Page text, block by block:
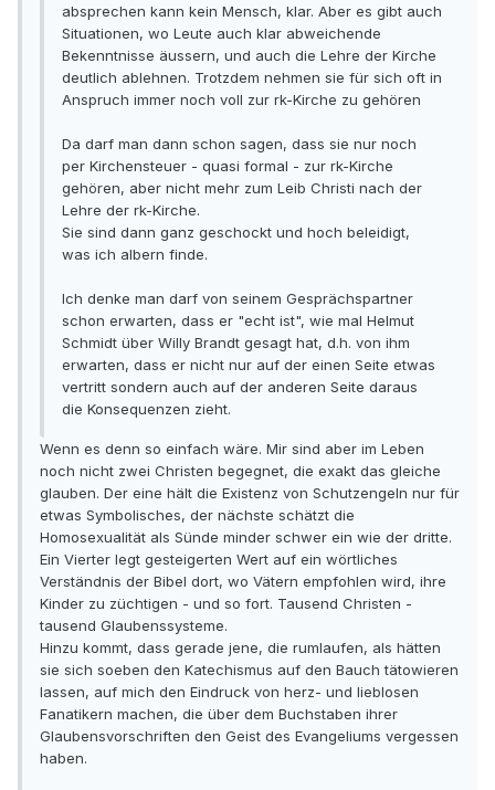
absprechen kann kein Mensch, klar. Aber es gibt auch
Situationen, wo Leute auch klar abweichende
Bekenntnisse äussern, und auch die Lehre der Kirche
deutlich ablehnen. Trotzdem nehmen sie für sich oft in
Anspruch immer noch voll zur rk-Kirche zu gehören
Da darf man dann schon sagen, dass sie nur noch
per Kirchensteuer - quasi formal - zur rk-Kirche
gehören, aber nicht mehr zum Leib Christi nach der
Lehre der rk-Kirche.
Sie sind dann ganz geschockt und hoch beleidigt,
was ich albern finde.
Ich denke man darf von seinem Gesprächspartner
schon erwarten, dass er "echt ist", wie mal Helmut
Schmidt über Willy Brandt gesagt hat, d.h. von ihm
erwarten, dass er nicht nur auf der einen Seite etwas
vertritt sondern auch auf der anderen Seite daraus
die Konsequenzen zieht.
Wenn es denn so einfach wäre. Mir sind aber im Leben
noch nicht zwei Christen begegnet, die exakt das gleiche
glauben. Der eine hält die Existenz von Schutzengeln nur für
etwas Symbolisches, der nächste schätzt die
Homosexualität als Sünde minder schwer ein wie der dritte.
Ein Vierter legt gesteigerten Wert auf ein wörtliches
Verständnis der Bibel dort, wo Vätern empfohlen wird, ihre
Kinder zu züchtigen - und so fort. Tausend Christen -
tausend Glaubenssysteme.
Hinzu kommt, dass gerade jene, die rumlaufen, als hätten
sie sich soeben den Katechismus auf den Bauch tätowieren
lassen, auf mich den Eindruck von herz- und lieblosen
Fanatikern machen, die über dem Buchstaben ihrer
Glaubensvorschriften den Geist des Evangeliums vergessen
haben.